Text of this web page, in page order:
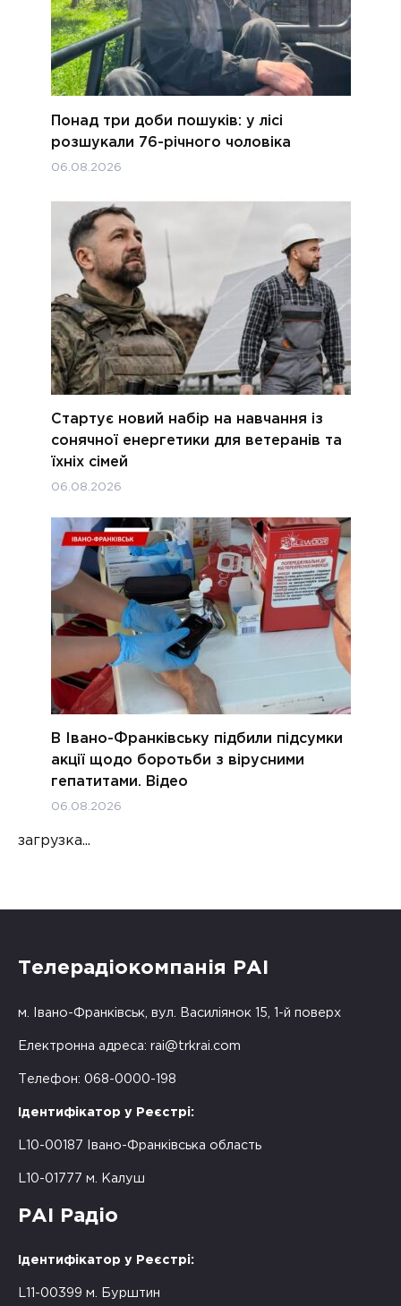
Понад три доби пошуків: у лісі
розшукали 76-річного чоловіка
06.08.2026
Стартує новий набір на навчання із
сонячної енергетики для ветеранів та
їхніх сімей
06.08.2026
В Івано-Франківську підбили підсумки
акції щодо боротьби з вірусними
гепатитами. Відео
06.08.2026
загрузка...
Телерадіокомпанія РАІ
м. Івано-Франківськ, вул. Василіянок 15, 1-й поверх
Електронна адреса: rai@trkrai.com
Телефон: 068-0000-198
Ідентифікатор у Реєстрі:
L10-00187 Івано-Франківська область
L10-01777 м. Калуш
РАІ Радіо
Ідентифікатор у Реєстрі:
L11-00399 м. Бурштин